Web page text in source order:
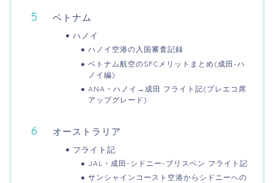
ベトナム
ハノイ
ハノイ空港の入国審査記録
ベトナム航空のSFCメリットまとめ(成田-ハ
ノイ編)
ANA・ハノイ→成田 フライト記(プレエコ席
アップグレード)
オーストラリア
フライト記
JAL・成田-シドニー-ブリスベン フライト記
サンシャインコースト空港からシドニーへの